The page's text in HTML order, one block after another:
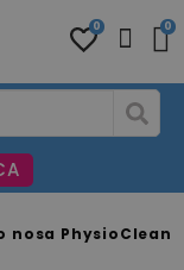
0 0
nosa PhysioClean